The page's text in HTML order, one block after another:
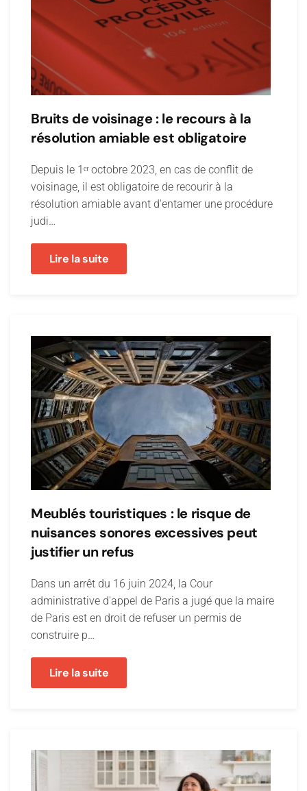
Bruits de voisinage : le recours à la
résolution amiable est obligatoire
Depuis le 1ᵉʳ octobre 2023, en cas de conflit de
voisinage, il est obligatoire de recourir à la
résolution amiable avant d'entamer une procédure
judi…
Lire la suite
Meublés touristiques : le risque de
nuisances sonores excessives peut
justifier un refus
Dans un arrêt du 16 juin 2024, la Cour
administrative d'appel de Paris a jugé que la maire
de Paris est en droit de refuser un permis de
construire p…
Lire la suite